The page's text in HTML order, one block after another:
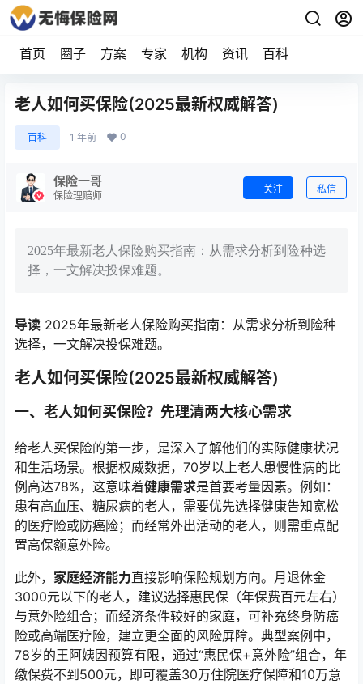
首页 圈子 方案 专家 机构 资讯 百科
老人如何买保险(2025最新权威解答)
百科 1 年前 0
保险一哥
保险理赔师
关注 私信
2025年最新老人保险购买指南：从需求分析到险种选
择，一文解决投保难题。
导读 2025年最新老人保险购买指南：从需求分析到险种
选择，一文解决投保难题。
老人如何买保险(2025最新权威解答)
一、老人如何买保险？先理清两大核心需求
给老人买保险的第一步，是深入了解他们的实际健康状况
和生活场景。根据权威数据，70岁以上老人患慢性病的比
例高达78%，这意味着健康需求是首要考量因素。例如：
患有高血压、糖尿病的老人，需要优先选择健康告知宽松
的医疗险或防癌险；而经常外出活动的老人，则需重点配
置高保额意外险。
此外， 家庭经济能力直接影响保险规划方向。月退休金
3000元以下的老人，建议选择惠民保（年保费百元左右）
与意外险组合；而经济条件较好的家庭，可补充终身防癌
险或高端医疗险，建立更全面的风险屏障。典型案例中，
78岁的王阿姨因预算有限，通过“惠民保+意外险”组合，年
缴保费不到500元，即可覆盖30万住院医疗保障和10万意